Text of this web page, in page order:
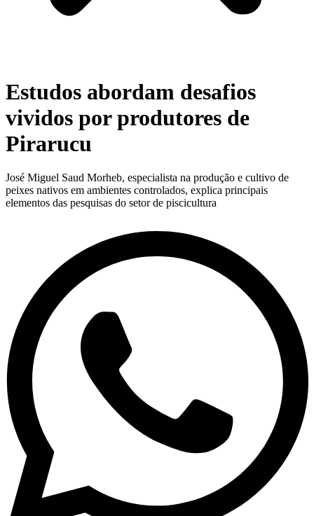
Estudos abordam desafios
vividos por produtores de
Pirarucu
José Miguel Saud Morheb, especialista na produção e cultivo de
peixes nativos em ambientes controlados, explica principais
elementos das pesquisas do setor de piscicultura